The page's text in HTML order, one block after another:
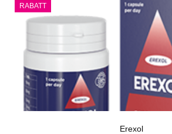
RABATT
Erexol